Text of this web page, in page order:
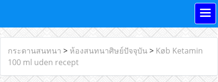
กระดานสนทนา > ห้องสนทนาศิษย์ปัจจุบัน> Køb Ketamin
100 ml uden recept